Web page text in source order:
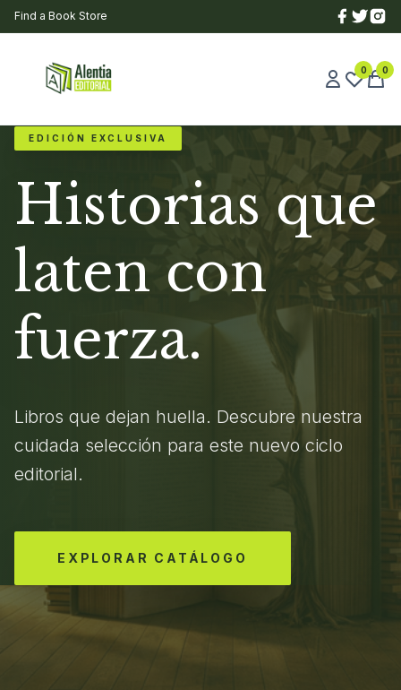
Find a Book Store
0 0
EDICIÓN EXCLUSIVA
Historias que
laten con
fuerza.
Libros que dejan huella. Descubre nuestra
cuidada selección para este nuevo ciclo
editorial.
EXPLORAR CATÁLOGO